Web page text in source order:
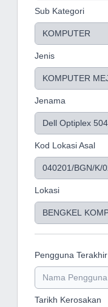
Sub Kategori
Jenis
Jenama
Kod Lokasi Asal
Lokasi
Pengguna Terakhir
Tarikh Kerosakan